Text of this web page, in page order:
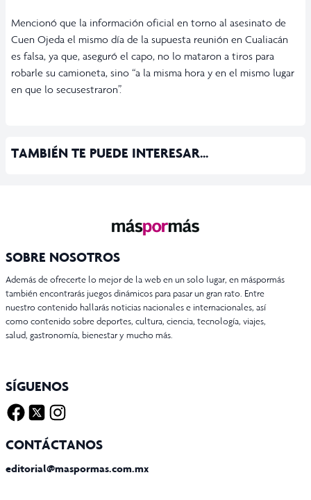
Mencionó que la información oficial en torno al asesinato de
Cuen Ojeda el mismo día de la supuesta reunión en Cualiacán
es falsa, ya que, aseguró el capo, no lo mataron a tiros para
robarle su camioneta, sino “a la misma hora y en el mismo lugar
en que lo secusestraron”.
TAMBIÉN TE PUEDE INTERESAR...
SOBRE NOSOTROS
Además de ofrecerte lo mejor de la web en un solo lugar, en máspormás
también encontrarás juegos dinámicos para pasar un gran rato. Entre
nuestro contenido hallarás noticias nacionales e internacionales, así
como contenido sobre deportes, cultura, ciencia, tecnología, viajes,
salud, gastronomía, bienestar y mucho más.
SÍGUENOS
CONTÁCTANOS
editorial@maspormas.com.mx